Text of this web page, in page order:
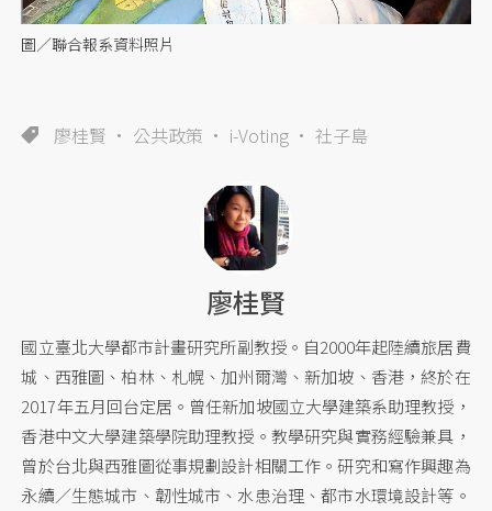
圖／聯合報系資料照片
廖桂賢 公共政策 i-Voting 社子島
廖桂賢
國立臺北大學都市計畫研究所副教授。自2000年起陸續旅居費
城、西雅圖、柏林、札幌、加州爾灣、新加坡、香港，終於在
2017年五月回台定居。曾任新加坡國立大學建築系助理教授，
香港中文大學建築學院助理教授。教學研究與實務經驗兼具，
曾於台北與西雅圖從事規劃設計相關工作。研究和寫作興趣為
永續／生態城市、韌性城市、水患治理、都市水環境設計等。